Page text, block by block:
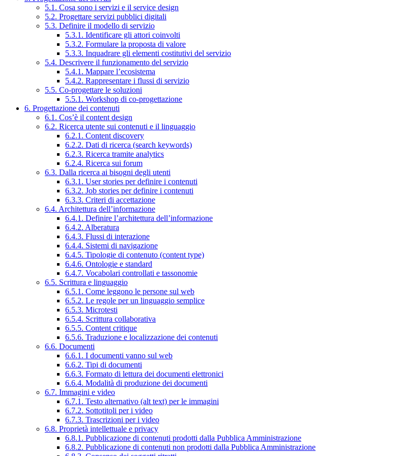
5.1. Cosa sono i servizi e il service design
5.2. Progettare servizi pubblici digitali
5.3. Definire il modello di servizio
5.3.1. Identificare gli attori coinvolti
5.3.2. Formulare la proposta di valore
5.3.3. Inquadrare gli elementi costitutivi del servizio
5.4. Descrivere il funzionamento del servizio
5.4.1. Mappare l’ecosistema
5.4.2. Rappresentare i flussi di servizio
5.5. Co-progettare le soluzioni
5.5.1. Workshop di co-progettazione
6. Progettazione dei contenuti
6.1. Cos’è il content design
6.2. Ricerca utente sui contenuti e il linguaggio
6.2.1. Content discovery
6.2.2. Dati di ricerca (search keywords)
6.2.3. Ricerca tramite analytics
6.2.4. Ricerca sui forum
6.3. Dalla ricerca ai bisogni degli utenti
6.3.1. User stories per definire i contenuti
6.3.2. Job stories per definire i contenuti
6.3.3. Criteri di accettazione
6.4. Architettura dell’informazione
6.4.1. Definire l’architettura dell’informazione
6.4.2. Alberatura
6.4.3. Flussi di interazione
6.4.4. Sistemi di navigazione
6.4.5. Tipologie di contenuto (content type)
6.4.6. Ontologie e standard
6.4.7. Vocabolari controllati e tassonomie
6.5. Scrittura e linguaggio
6.5.1. Come leggono le persone sul web
6.5.2. Le regole per un linguaggio semplice
6.5.3. Microtesti
6.5.4. Scrittura collaborativa
6.5.5. Content critique
6.5.6. Traduzione e localizzazione dei contenuti
6.6. Documenti
6.6.1. I documenti vanno sul web
6.6.2. Tipi di documenti
6.6.3. Formato di lettura dei documenti elettronici
6.6.4. Modalità di produzione dei documenti
6.7. Immagini e video
6.7.1. Testo alternativo (alt text) per le immagini
6.7.2. Sottotitoli per i video
6.7.3. Trascrizioni per i video
6.8. Proprietà intellettuale e privacy
6.8.1. Pubblicazione di contenuti prodotti dalla Pubblica Amministrazione
6.8.2. Pubblicazione di contenuti non prodotti dalla Pubblica Amministrazione